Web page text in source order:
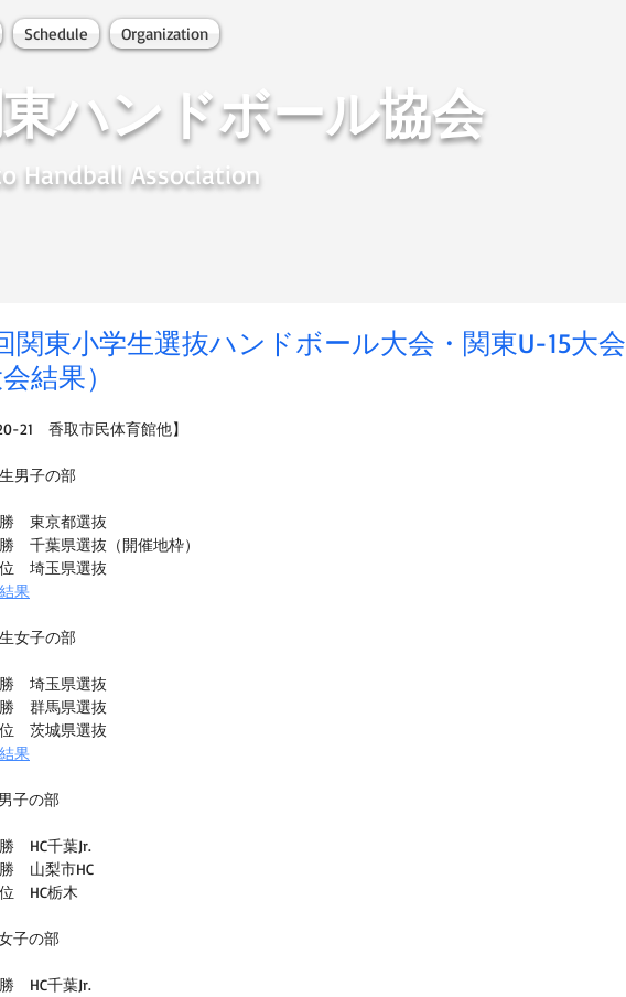
Schedule Organization
ハンドボール協会
Handball Association
関東小学生選抜ハンドボール大会・関東U-15大会
会結果）
21　香取市民体育館他】
男子の部
　東京都選抜
　千葉県選抜（開催地枠）
　埼玉県選抜
果
女子の部
　埼玉県選抜
　群馬県選抜
　茨城県選抜
果
子の部
　HC千葉Jr.
　山梨市HC
　HC栃木
子の部
　HC千葉Jr.